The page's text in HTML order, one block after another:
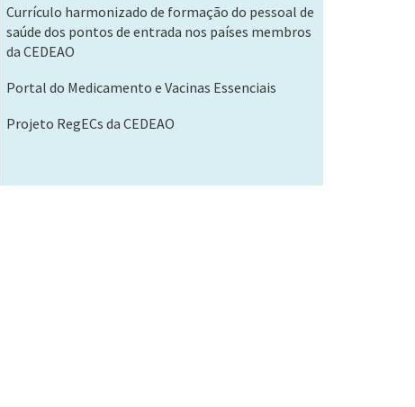
Currículo harmonizado de formação do pessoal de
saúde dos pontos de entrada nos países membros
da CEDEAO
Portal do Medicamento e Vacinas Essenciais
Projeto RegECs da CEDEAO